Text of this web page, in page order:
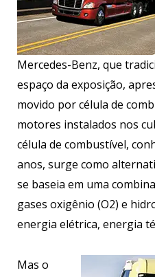
Mercedes-Benz, que
espaço da exposição,
movido por célula de
motores instalados nos
célula de combustível,
anos, surge como
se baseia em uma
gases oxigênio (O2) e
energia elétrica, energia
Mas o